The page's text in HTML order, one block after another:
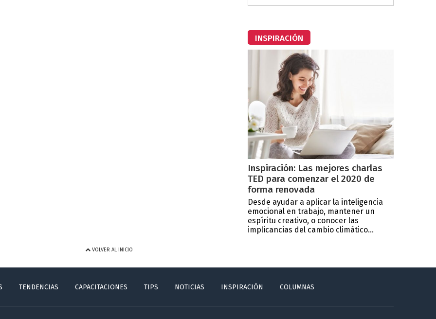
INSPIRACIÓN
Inspiración: Las mejores charlas
TED para comenzar el 2020 de
forma renovada
Desde ayudar a aplicar la inteligencia
emocional en trabajo, mantener un
espíritu creativo, o conocer las
implicancias del cambio climático...
VOLVER AL INICIO
TENDENCIAS CAPACITACIONES TIPS NOTICIAS INSPIRACIÓN COLUMNAS